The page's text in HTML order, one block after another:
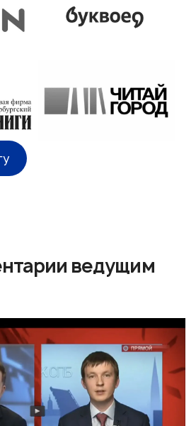
ведущим